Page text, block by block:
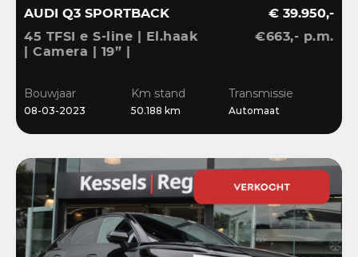
AUDI Q3 SPORTBACK
45 TFSI e S-line | El.haak
| Camera | 19” |
€ 39.950,-
€663,- p.m.
Bouwjaar
08-03-2023
Km stand
50.188 km
Transmissie
Automaat